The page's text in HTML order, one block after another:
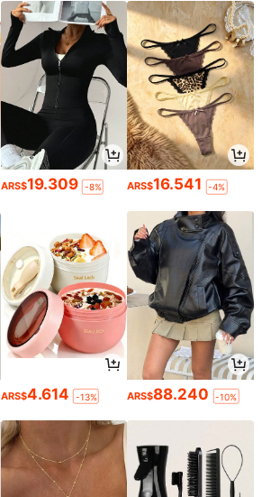
ARS$19.309 -8% ARS$16.541 -4%
ARS$4.614 -13% ARS$88.240 -10%